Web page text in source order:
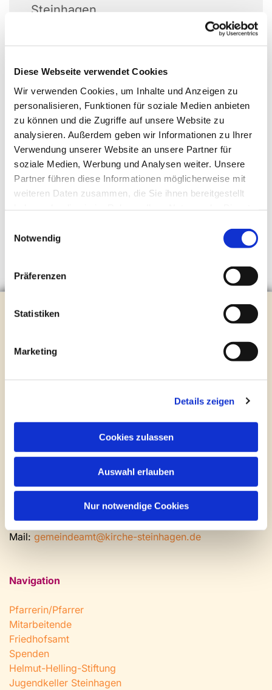
Diese Webseite verwendet Cookies
Wir verwenden Cookies, um Inhalte und Anzeigen zu
personalisieren, Funktionen für soziale Medien anbieten
zu können und die Zugriffe auf unsere Website zu
analysieren. Außerdem geben wir Informationen zu Ihrer
Verwendung unserer Website an unsere Partner für
soziale Medien, Werbung und Analysen weiter. Unsere
Partner führen diese Informationen möglicherweise mit
weiteren Daten zusammen, die Sie ihnen bereitgestellt
Notwendig
Präferenzen
Statistiken
Marketing
Details zeigen
Cookies zulassen
Auswahl erlauben
Nur notwendige Cookies
Steinhagen
Evangelische Kirchengemeinde Steinhagen
Mail:gemeindeamt@kirche-steinhagen.de
Gemeinde- und Friedhofsamt
Montag: geschlossen
Nachmittags nach Vereinbarung
0 52 04 / 36 28
Fax: 0 52 04 / 25 65
Mail: gemeindeamt@kirche-steinhagen.de
Navigation
Pfarrerin/Pfarrer
Mitarbeitende
Friedhofsamt
Spenden
Helmut-Helling-Stiftung
Jugendkeller Steinhagen